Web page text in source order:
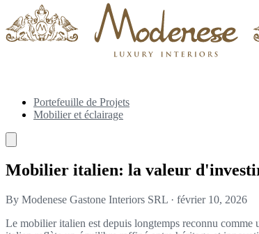
Portefeuille de Projets
Mobilier et éclairage
Mobilier italien: la valeur
By Modenese Gastone Interiors SRL · février 10, 2026
Le mobilier italien est depuis longtemps reconnu comme